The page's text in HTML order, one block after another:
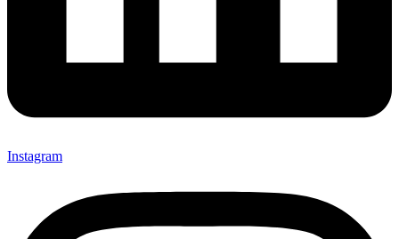
Instagram